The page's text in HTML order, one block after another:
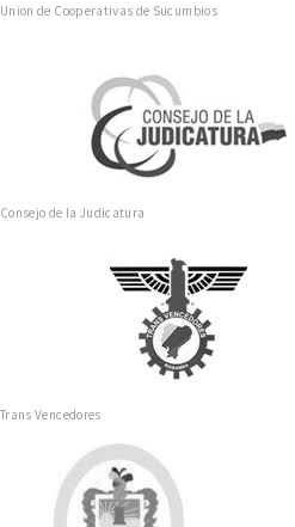
Union de Cooperativas de Sucumbios
Consejo de la Judicatura
Trans Vencedores